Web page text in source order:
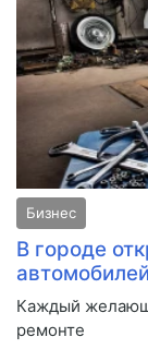
Бизнес
В городе
автомобилей
Каждый
ремонте